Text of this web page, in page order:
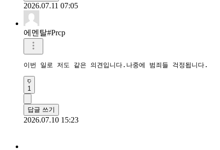
2026.07.11 07:05
에멘탈#Prcp
이번 일로 저도 같은 의견입니다.나중에 범죄들 걱정됩니다.
1
답글 쓰기
2026.07.10 15:23